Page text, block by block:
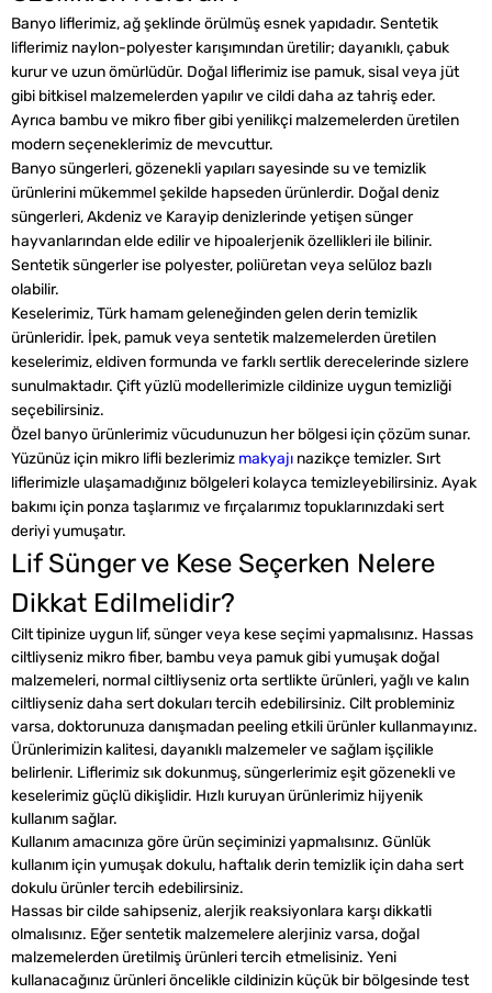
Banyo liflerimiz, ağ şeklinde örülmüş esnek yapıdadır. Sentetik
liflerimiz naylon-polyester karışımından üretilir; dayanıklı, çabuk
kurur ve uzun ömürlüdür. Doğal liflerimiz ise pamuk, sisal veya jüt
gibi bitkisel malzemelerden yapılır ve cildi daha az tahriş eder.
Ayrıca bambu ve mikro fiber gibi yenilikçi malzemelerden üretilen
modern seçeneklerimiz de mevcuttur.
Banyo süngerleri, gözenekli yapıları sayesinde su ve temizlik
ürünlerini mükemmel şekilde hapseden ürünlerdir. Doğal deniz
süngerleri, Akdeniz ve Karayip denizlerinde yetişen sünger
hayvanlarından elde edilir ve hipoalerjenik özellikleri ile bilinir.
Sentetik süngerler ise polyester, poliüretan veya selüloz bazlı
olabilir.
Keselerimiz, Türk hamam geleneğinden gelen derin temizlik
ürünleridir. İpek, pamuk veya sentetik malzemelerden üretilen
keselerimiz, eldiven formunda ve farklı sertlik derecelerinde sizlere
sunulmaktadır. Çift yüzlü modellerimizle cildinize uygun temizliği
seçebilirsiniz.
Özel banyo ürünlerimiz vücudunuzun her bölgesi için çözüm sunar.
Yüzünüz için mikro lifli bezlerimiz makyajı nazikçe temizler. Sırt
liflerimizle ulaşamadığınız bölgeleri kolayca temizleyebilirsiniz. Ayak
bakımı için ponza taşlarımız ve fırçalarımız topuklarınızdaki sert
deriyi yumuşatır.
Lif Sünger ve Kese Seçerken Nelere
Dikkat Edilmelidir?
Cilt tipinize uygun lif, sünger veya kese seçimi yapmalısınız. Hassas
ciltliyseniz mikro fiber, bambu veya pamuk gibi yumuşak doğal
malzemeleri, normal ciltliyseniz orta sertlikte ürünleri, yağlı ve kalın
ciltliyseniz daha sert dokuları tercih edebilirsiniz. Cilt probleminiz
varsa, doktorunuza danışmadan peeling etkili ürünler kullanmayınız.
Ürünlerimizin kalitesi, dayanıklı malzemeler ve sağlam işçilikle
belirlenir. Liflerimiz sık dokunmuş, süngerlerimiz eşit gözenekli ve
keselerimiz güçlü dikişlidir. Hızlı kuruyan ürünlerimiz hijyenik
kullanım sağlar.
Kullanım amacınıza göre ürün seçiminizi yapmalısınız. Günlük
kullanım için yumuşak dokulu, haftalık derin temizlik için daha sert
dokulu ürünler tercih edebilirsiniz.
Hassas bir cilde sahipseniz, alerjik reaksiyonlara karşı dikkatli
olmalısınız. Eğer sentetik malzemelere alerjiniz varsa, doğal
malzemelerden üretilmiş ürünleri tercih etmelisiniz. Yeni
kullanacağınız ürünleri öncelikle cildinizin küçük bir bölgesinde test